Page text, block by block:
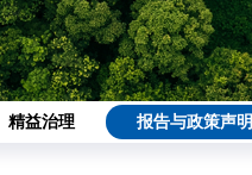
精益治理 报告与政策声明